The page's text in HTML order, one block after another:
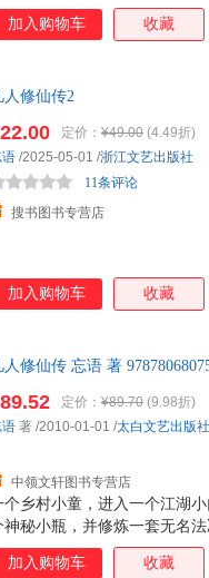
韩立和其他几名同阶修士，
险开始了。
加入购物车 收藏
人修仙传2
定价： ¥49.00 (4.49折)
搜书图书专营店
11条评论
/2025-05-01 /浙江文艺出版社
加入购物车 收藏
人修仙传 忘语 著
个乡村小童，进入一个江湖
神秘小瓶，并修炼一套无名
而背井离乡，抛弃一切，立
定价： ¥89.70 (9.98折)
中领文轩图书专营店
著 /2010-01-01 /太白文艺出版社
加入购物车 收藏